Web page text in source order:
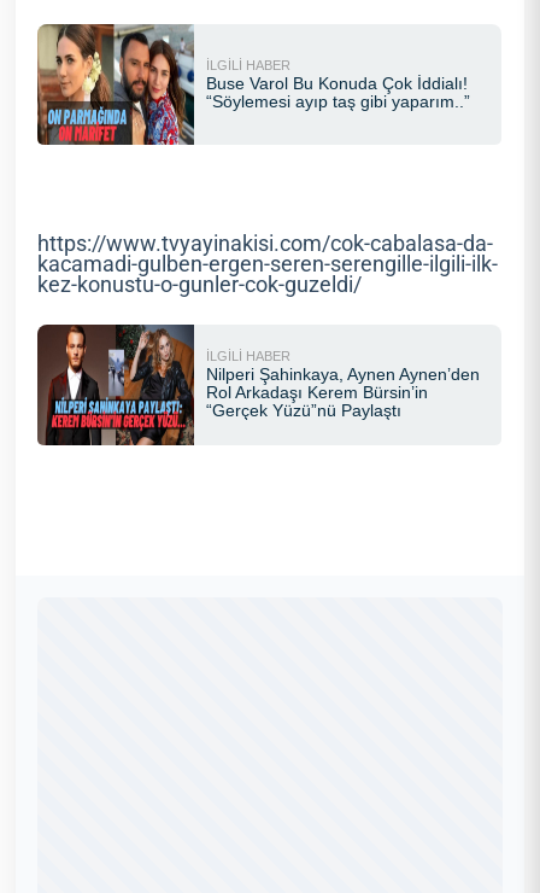
https://www.tvyayinakisi.com/cok-cabalasa-da-
kacamadi-gulben-ergen-seren-serengille-ilgili-ilk-
kez-konustu-o-gunler-cok-guzeldi/